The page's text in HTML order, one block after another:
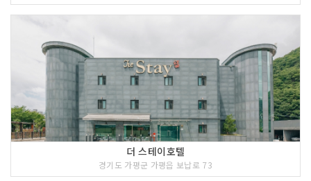
더 스테이호텔
경기도 가평군 가평읍 보납로 73